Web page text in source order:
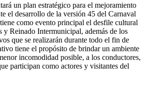
un plan estratégico para el mejoramiento
el desarrollo de la versión 45 del Carnaval
como evento principal el desfile cultural
y Reinado Intermunicipal, además de los
que se realizarán durante todo el fin de
tiene el propósito de brindar un ambiente
incomodidad posible, a los conductores,
participan como actores y visitantes del